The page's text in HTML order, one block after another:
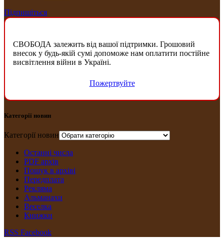
Підпишіться
СВОБОДА залежить від вашої підтримки. Грошовий
внесок у будь-якій сумі допоможе нам оплатити постійне
висвітлення війни в Україні.
Пожертвуйте
Категорії новин
Категорії новин
Останні числа
PDF архів
Пошук в архіві
Передплата
Рекляма
Альманахи
Веселка
Книжки
RSS Facebook